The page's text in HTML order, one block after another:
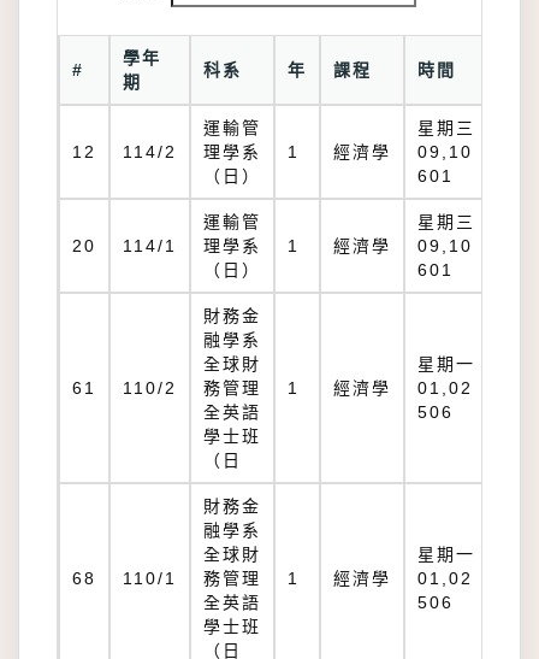
#
學年
期
科系 年 課程 時間
12 114/2
運輸管
理學系
（日）
1 經濟學
星期三：
09,10 B
601
20 114/1
運輸管
理學系
（日）
1 經濟學
星期三：
09,10 B
601
61 110/2
財務金
融學系
全球財
務管理
全英語
學士班
（日
1 經濟學
星期一：
01,02 B
506
68 110/1
財務金
融學系
全球財
務管理
全英語
學士班
（日
1 經濟學
星期一：
01,02 B
506